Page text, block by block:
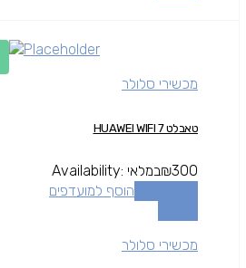
מכשירי סלולר
טאבלט HUAWEI WIFI 7
₪300
Availability: במלאי
הוסף למועדפים
מכשירי סלולר